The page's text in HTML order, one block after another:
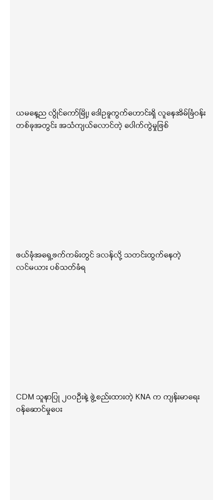
ယမနေ့ည လွိုင်ကော်မြို့၊ ဒေါဥခူကွက်ဟောင်းရှိ လူနေအိမ်ခြံဝန်း
တစ်ခုအတွင်း အသံကျယ်လောင်တဲ့ ပေါက်ကွဲမှုဖြစ်
ဖယ်ခုံအရှေ့ဖက်ကမ်းတွင် ဒလန်လို့ သတင်းထွက်နေတဲ့
လင်မယား ပစ်သတ်ခံရ
CDM သူနာပြု ၂၀၀ဦးနဲ့ ဖွဲ့စည်းထားတဲ့ KNA က ကျန်းမာရေး
ဝန်ဆောင်မှုပေး